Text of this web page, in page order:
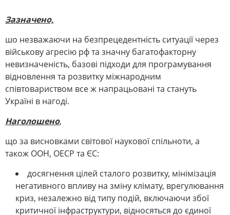
Зазначено,
шо незважаючи на безпрецедентність ситуації через
військову агресію рф та значну багатофакторну
невизначеність, базові підходи для програмування
відновлення та розвитку міжнародним
співтовариством все ж напрацьовані та стануть
Україні в нагоді.
Наголошено,
що за висновками світової наукової спільноти, а
також ООН, ОЕСР та ЄС:
досягнення цілей сталого розвитку, мінімізація
негативного впливу на зміну клімату, врегулювання
криз, незалежно від типу подій, включаючи збої
критичної інфраструктури, відносяться до єдиної